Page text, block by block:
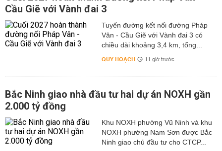
Cầu Giẽ với Vành đai 3
Tuyến đường kết nối đường Pháp
Vân - Cầu Giẽ với Vành đai 3 có
chiều dài khoảng 3,4 km, tổng...
QUY HOẠCH 11 giờ trước
Bắc Ninh giao nhà đầu tư hai dự án NOXH gần
2.000 tỷ đồng
Khu NOXH phường Vũ Ninh và khu
NOXH phường Nam Sơn được Bắc
Ninh giao chủ đầu tư cho CTCP...